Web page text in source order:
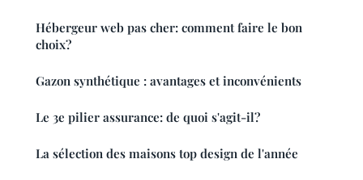
Hébergeur web pas cher: comment faire le bon
choix?
Gazon synthétique : avantages et inconvénients
Le 3e pilier assurance: de quoi s'agit-il?
La sélection des maisons top design de l'année